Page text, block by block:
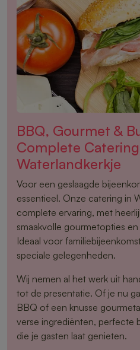
BBQ, Gourmet &
Complete
Waterlandkerkje
Voor een geslaagde
essentieel. Onze catering in
complete ervaring, met
smaakvolle gourmetopties
Ideaal voor
speciale gelegenheden.
Wij nemen al het werk uit
tot de presentatie. Of je nu
BBQ of een knusse
verse ingrediënten, perfecte
die je gasten laat genieten.